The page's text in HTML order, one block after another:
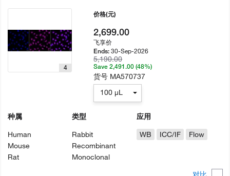
4
种属
Human
Mouse
Rat
类型
Rabbit
Recombinant
Monoclonal
应用
WB
ICC/IF Flow
价格(元)
2,699.00
飞享价
Ends:30-Sep-2026
5,190.00
Save 2,491.00 (48%)
货号 MA570737
100 µL